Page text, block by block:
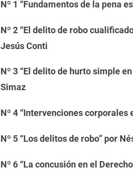
Nº 1 “Fundamentos de la pena
Nº 2 “El delito de robo
Jesús Conti
Nº 3 “El delito de hurto simple
Simaz
Nº 4 “Intervenciones corporales
Nº 5 “Los delitos de robo” por
Nº 6 “La concusión en el